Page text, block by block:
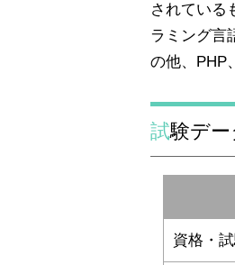
されている
ラミング言
の他、PHP
試験デ
資格・